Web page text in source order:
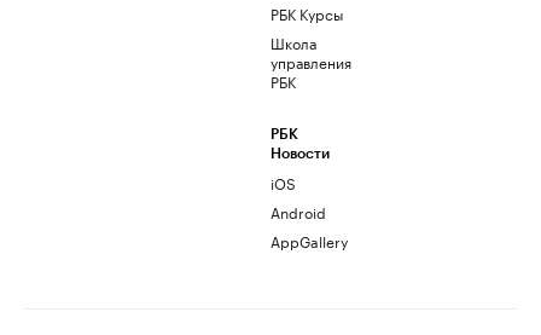
РБК Курсы
Школа
управления
РБК
РБК
Новости
iOS
Android
AppGallery